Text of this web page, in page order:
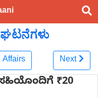
Next
₹20